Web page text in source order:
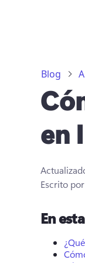
Blog
en
Escrito
En